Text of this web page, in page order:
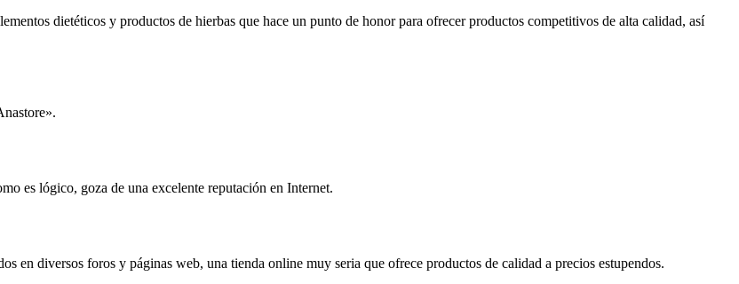
dietéticos y productos de hierbas que hace un punto de honor para ofrecer productos competitivos de alta calidad, así
es lógico, goza de una excelente reputación en Internet.
en diversos foros y páginas web, una tienda online muy seria que ofrece productos de calidad a precios estupendos.